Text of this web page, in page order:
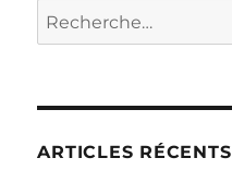
Recherche
pour :
ARTICLES RÉCENTS